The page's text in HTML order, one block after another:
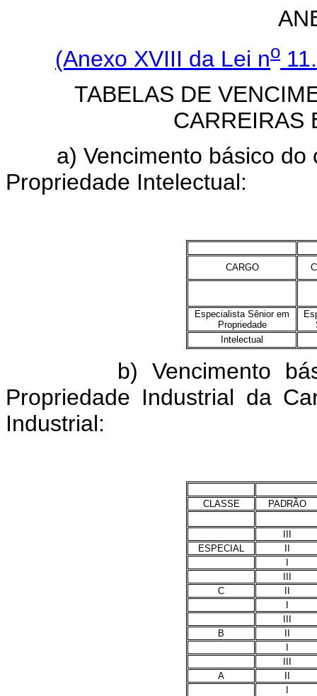
(Anexo XVIII da Lei no
TABELAS DE
CARREIRAS
a) Vencimento básico do
Propriedade Intelectual:
CARGO
Especialista Sênior em
Propriedade
Intelectual
b) Vencimento básico
Propriedade Industrial da
Industrial:
CLASSE PADRÃO
III
ESPECIAL
II
I
III
C
II
I
III
B
II
I
III
A
II
I